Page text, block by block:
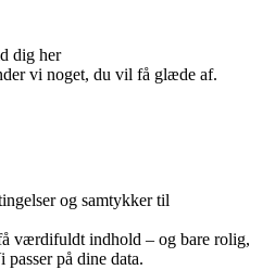
dig her
vi noget, du vil få glæde af.
og samtykker til
værdifuldt indhold – og bare rolig,
på dine data.